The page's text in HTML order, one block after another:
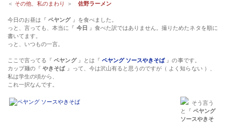
＜ その他、私のまわり ＞ 佐野ラーメン
今日のお昼は『ペヤング』を食べました。
っと、言っても、本当に『 今日
』食べた訳ではありません。撮りためたネタを順に
書いてます。
っと、いつもの一言。
ここで言ってる『ペヤング』とは『 ペヤング ソースやきそば』の事です。
カップ麺の『やきそば』って、今は沢山有ると思うのですが（ よく知らない ）、
私は学生の頃から、
これ一択なんです。
そう言う
と『ペヤング
ソースやきそ